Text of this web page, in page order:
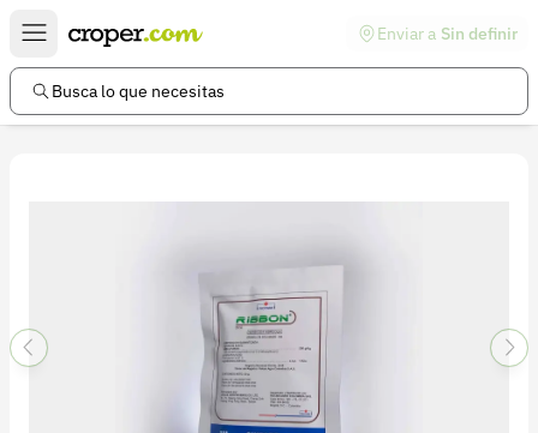
Enviar a Sin definir
Busca lo que necesitas
Enlaces de interés
Preguntas frecuentes
Política de privacidad